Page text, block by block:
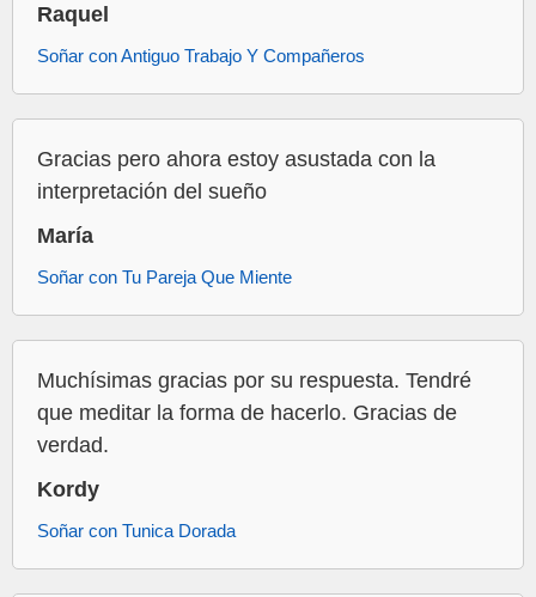
Raquel
Soñar con Antiguo Trabajo Y Compañeros
Gracias pero ahora estoy asustada con la
interpretación del sueño
María
Soñar con Tu Pareja Que Miente
Muchísimas gracias por su respuesta. Tendré
que meditar la forma de hacerlo. Gracias de
verdad.
Kordy
Soñar con Tunica Dorada